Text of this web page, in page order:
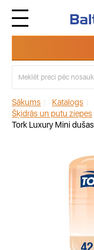
Sākums Katalogs
Šķidrās un putu ziepes
Tork Luxury Mini